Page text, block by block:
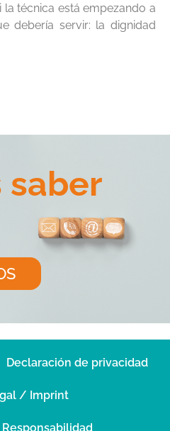
técnica está empezando a
debería servir: la dignidad
saber
Declaración de privacidad
/ Imprint